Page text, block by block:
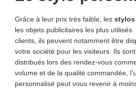
Grâce à leur prix très faible, les stylos
les objets publicitaires les plus
clients, ils peuvent notamment être
votre société pour les visiteurs. Ils
distribués lors des rendez-vous
volume et de la qualité commandée,
personnalisé peut vous revenir à